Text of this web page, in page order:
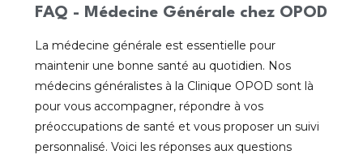
FAQ - Médecine Générale chez OPOD
La médecine générale est essentielle pour
maintenir une bonne santé au quotidien. Nos
médecins généralistes à la Clinique OPOD sont là
pour vous accompagner, répondre à vos
préoccupations de santé et vous proposer un suivi
personnalisé. Voici les réponses aux questions